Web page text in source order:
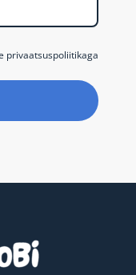
privaatsuspoliitikaga